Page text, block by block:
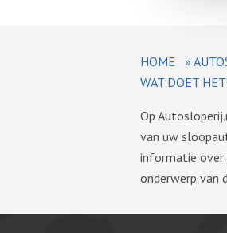
HOME »
WAT DOET
Op
van uw
informatie over
onderwerp van